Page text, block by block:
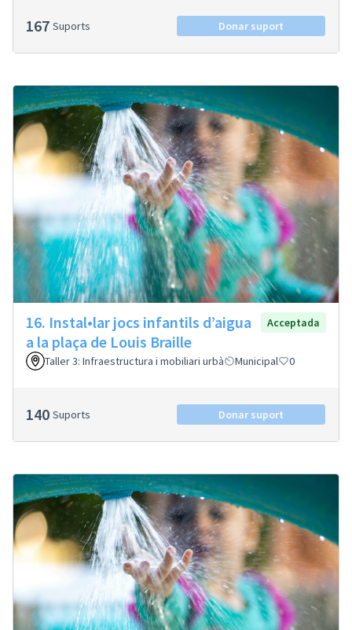
167 Suports Donar suport
16. Instal•lar jocs infantils d’aigua
a la plaça de Louis Braille
Acceptada
Taller 3: Infraestructura i mobiliari urbà Municipal 0
140 Suports Donar suport